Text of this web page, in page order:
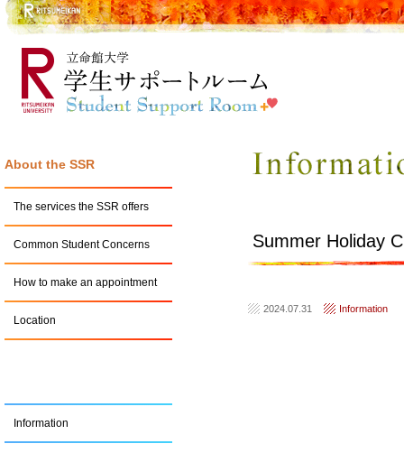
Summer Holiday
2024.07.31 Information
About the SSR
The services the SSR offers
Common Student Concerns
How to make an appointment
Location
Information